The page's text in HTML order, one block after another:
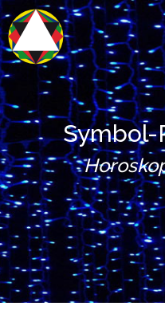
Symbol-